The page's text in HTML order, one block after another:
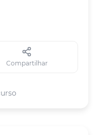
Compartilhar